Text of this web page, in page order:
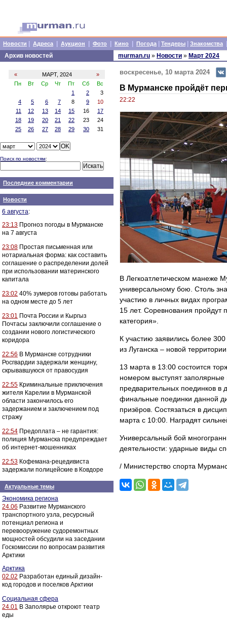
Новости Адреса Аукцион Фото Кино Погода Тендеры Знакомства
Архив новостей
« МАРТ, 2024
»
Пн
Вт Ср Чт Пт Сб
Вс
1
2
3
4
5 6 7 8 9
10
11
12 13 14 15 16
17
18
19 20 21 22 23
24
25
26 27 28 29 30 31
Поиск по новостям:
Последние комментарии
Новости
6 августа:
23:13 Прогноз погоды в Мурманске
на 7 августа
23:08 Простая письменная или
нотариальная форма: как составить
соглашение о распределении долей
при использовании материнского
капитала
23:02 40% зумеров готовы работать
на одном месте до 5 лет
23:01 Почта России и Кыргыз
Почтасы заключили соглашение о
создании нового логистического
коридора
22:56 В Мурманске сотрудники
Росгвардии задержали женщину,
скрывавшуюся от правосудия
22:55 Криминальные приключения
жителя Карелии в Мурманской
области закончилось его
задержанием и заключением под
стражу
22:54 Предоплата – не гарантия:
полиция Мурманска предупреждает
об интернет-мошенниках
22:53 Кофемана-рецедивиста
задержали полицейские в Ковдоре
Актуальные темы
Экономика региона
24.06 Развитие Мурманского
транспортного узла, ресурсный
потенциал региона и
перевооружение судоремонтных
мощностей обсудили на заседании
Госкомиссии по вопросам развития
Арктики
Арктика
02.02 Разработан единый дизайн-
код городов и поселков Арктики
Социальная сфера
24.01 В Заполярье откроют театр
еды
murman.ru » Новости » Март 2024
воскресенье, 10 марта 2024
В Мурманске пройдёт
22:22
В Легкоатлетическом манеже
универсальному бою. Столь
участию в личных видах
15 лет. Соревнования пройдут
категория».
К участию заявились более
из Луганска – новой
13 марта в 13:00 состоится
номером выступят заполярные
предварительных поединков в
финальные поединки данной
призёров. Состязаться в
марта с 10:00. Наградят
Универсальный бой
деятельности: ударные виды
/ Министерство спорта